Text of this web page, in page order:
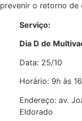
prevenir o retorno de
Serviço:
Dia D de
Data: 25/10
Horário: 9h às
Endereço: av.
Eldorado